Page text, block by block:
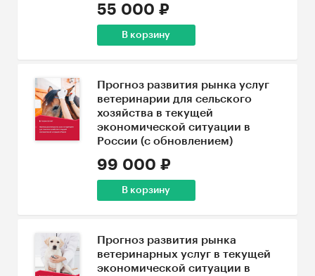
55 000 ₽
В корзину
Прогноз развития рынка услуг
ветеринарии для сельского
хозяйства в текущей
экономической ситуации в
России (с обновлением)
99 000 ₽
В корзину
Прогноз развития рынка
ветеринарных услуг в текущей
экономической ситуации в